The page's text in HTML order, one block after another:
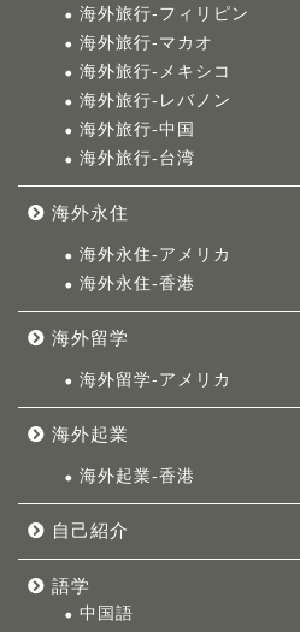
海外旅行-フィリピン
海外旅行-マカオ
海外旅行-メキシコ
海外旅行-レバノン
海外旅行-中国
海外旅行-台湾
海外永住
海外永住-アメリカ
海外永住-香港
海外留学
海外留学-アメリカ
海外起業
海外起業-香港
自己紹介
語学
中国語